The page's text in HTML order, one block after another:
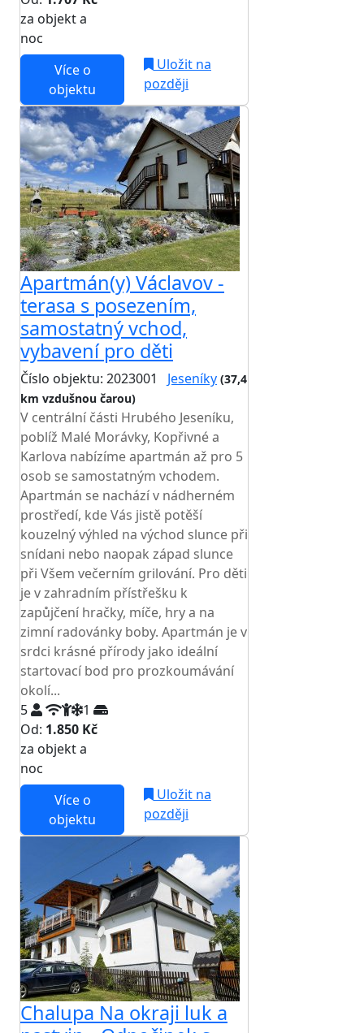
za objekt a
noc
Více o
objektu
Uložit na
později
Apartmán(y) Václavov -
terasa s posezením,
samostatný vchod,
vybavení pro děti
Číslo objektu: 2023001 Jeseníky (37,4
km vzdušnou čarou)
V centrální části Hrubého Jeseníku,
poblíž Malé Morávky, Kopřivné a
Karlova nabízíme apartmán až pro 5
osob se samostatným vchodem.
Apartmán se nachází v nádherném
prostředí, kde Vás jistě potěší
kouzelný výhled na východ slunce při
snídani nebo naopak západ slunce
při Všem večerním grilování. Pro děti
je v zahradním přístřešku k
zapůjčení hračky, míče, hry a na
zimní radovánky boby. Apartmán je v
srdci krásné přírody jako ideální
startovací bod pro prozkoumávání
okolí...
5
1
Od: 1.850 Kč
za objekt a
noc
Více o
objektu
Uložit na
později
Chalupa Na okraji luk a